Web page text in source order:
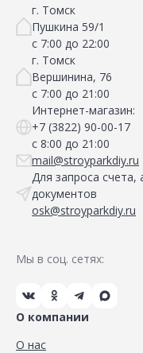
г. Томск
Пушкина 59/1
с 7:00 до 22:00
г. Томск
Вершинина, 76
с 7:00 до 21:00
Интернет-магазин:
+7 (3822) 90-00-17
с 8:00 до 21:00
mail@stroyparkdiy.ru
Для запроса счета,
документов
osk@stroyparkdiy.ru
Мы в соц. сетях:
О компании
О нас